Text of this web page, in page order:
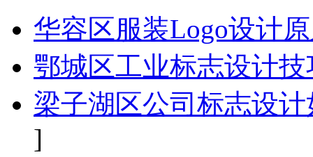
华容区服装Logo设计
鄂城区工业标志设计
梁子湖区公司标志设
]